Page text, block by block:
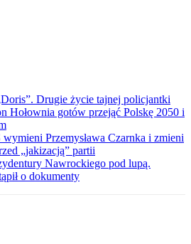
Drugie życie tajnej policjantki
Hołownia gotów przejąć Polskę 2050 i
wymieni Przemysława Czarnka i zmieni
„jakizacją” partii
Nawrockiego pod lupą.
o dokumenty